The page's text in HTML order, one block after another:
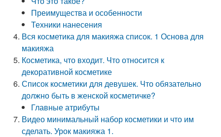
Преимущества и особенности
Техники нанесения
Вся косметика для макияжа список. 1 Основа для
макияжа
Косметика, что входит. Что относится к
декоративной косметике
Список косметики для девушек. Что обязательно
должно быть в женской косметичке?
Главные атрибуты
Видео минимальный набор косметики и что им
сделать. Урок макияжа 1.